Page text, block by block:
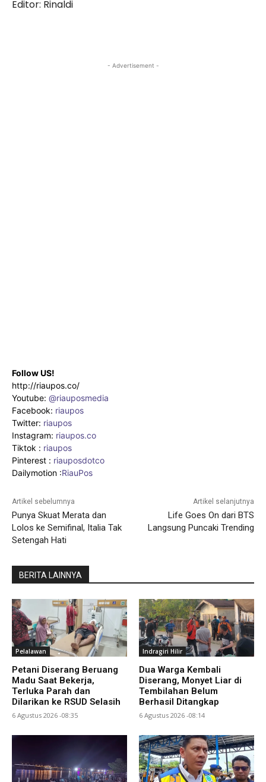
Editor: Rinaldi
- Advertisement -
Follow US!
http://riaupos.co/
Youtube: @riauposmedia
Facebook: riaupos
Twitter: riaupos
Instagram: riaupos.co
Tiktok : riaupos
Pinterest : riauposdotco
Dailymotion :RiauPos
Artikel sebelumnya
Punya Skuat Merata dan
Lolos ke Semifinal, Italia Tak
Setengah Hati
Artikel selanjutnya
Life Goes On dari BTS
Langsung Puncaki Trending
BERITA LAINNYA
Pelalawan
Petani Diserang Beruang
Madu Saat Bekerja,
Terluka Parah dan
Dilarikan ke RSUD Selasih
6 Agustus 2026 -08:35
Indragiri Hilir
Dua Warga Kembali
Diserang, Monyet Liar di
Tembilahan Belum
Berhasil Ditangkap
6 Agustus 2026 -08:14